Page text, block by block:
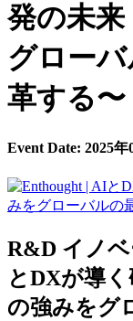
発の未来
グロー
革する〜
Event Date: 2025年
R&D イノ
とDXが導
の強みをグ